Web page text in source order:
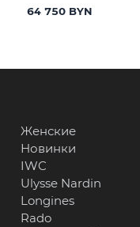
64 750 BYN
Женские
Новинки
IWC
Ulysse Nardin
Longines
Rado